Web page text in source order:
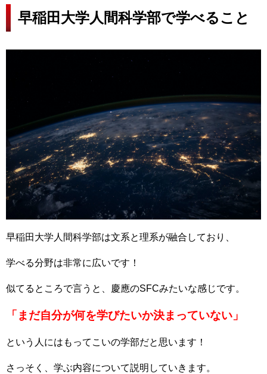
早稲田大学人間科学部で学べること
早稲田大学人間科学部は文系と理系が融合しており、
学べる分野は非常に広いです！
似てるところで言うと、慶應のSFCみたいな感じです。
「まだ自分が何を学びたいか決まっていない」
という人にはもってこいの学部だと思います！
さっそく、学ぶ内容について説明していきます。